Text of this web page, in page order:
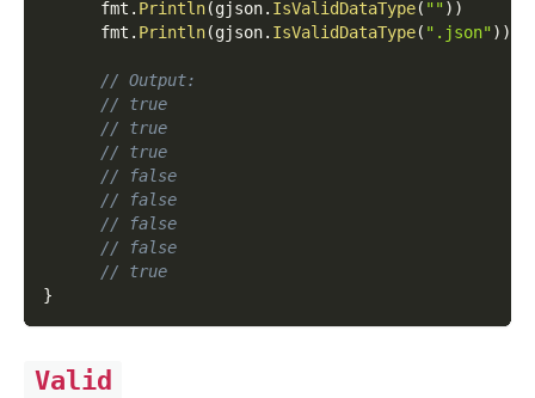
      fmt
. Println(gjson. IsValidDataType( "") )
      fmt
. Println(gjson. IsValidDataType( ".json") )
// Output:
// true
// true
// true
// false
// false
// false
// false
// true
}
Valid